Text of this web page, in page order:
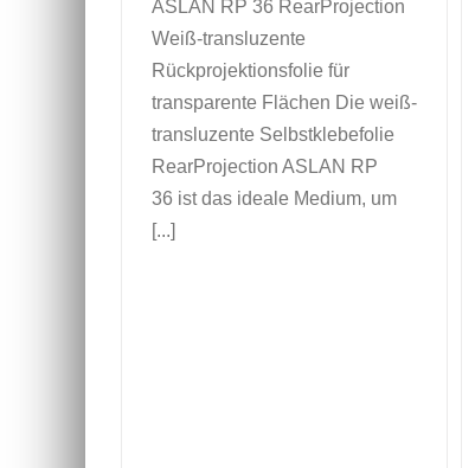
ASLAN RP 36 RearProjection
Weiß-transluzente
Rückprojektionsfolie für
transparente Flächen Die weiß-
transluzente Selbstklebefolie
RearProjection ASLAN RP
36 ist das ideale Medium, um
[...]